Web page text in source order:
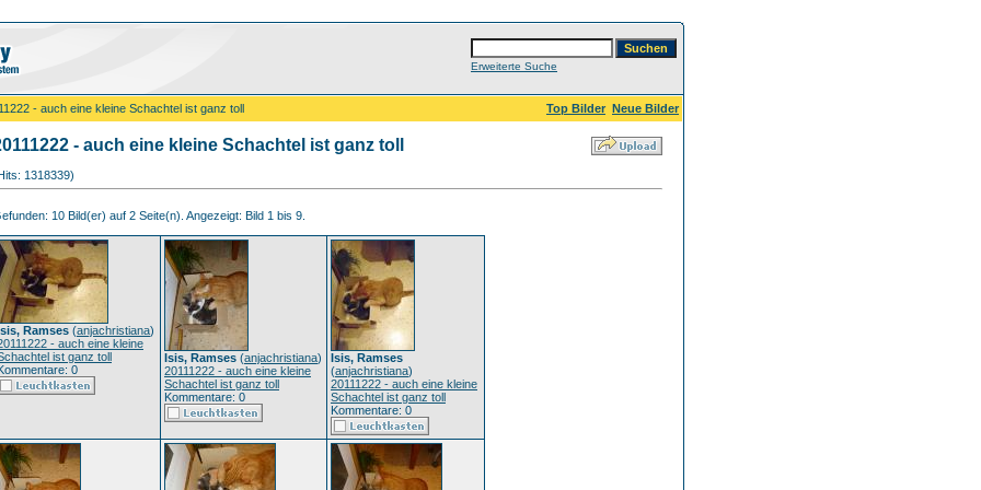
Erweiterte Suche
- auch eine kleine Schachtel ist ganz toll Top Bilder Neue Bilder
- auch eine kleine Schachtel ist ganz toll
1318339)
10 Bild(er) auf 2 Seite(n). Angezeigt: Bild 1 bis 9.
Ramses (anjachristiana)
- auch eine kleine
ist ganz toll
0
Isis, Ramses (anjachristiana)
20111222 - auch eine kleine
Schachtel ist ganz toll
Kommentare: 0
Isis, Ramses
(anjachristiana)
20111222 - auch eine kleine
Schachtel ist ganz toll
Kommentare: 0